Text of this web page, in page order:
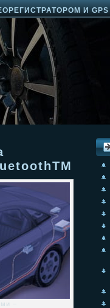
И GPS
–